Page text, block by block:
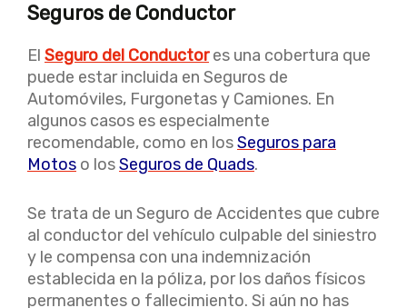
Seguros de Conductor
El Seguro del Conductores una cobertura que
puede estar incluida en Seguros de
Automóviles, Furgonetas y Camiones. En
algunos casos es especialmente
recomendable, como en losSeguros para
Motos o losSeguros de Quads.
Se trata de un Seguro de Accidentes que cubre
al conductor del vehículo culpable del siniestro
y le compensa con una indemnización
establecida en la póliza, por los daños físicos
permanentes o fallecimiento. Si aún no has